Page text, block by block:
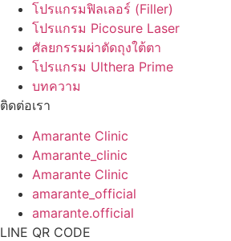
โปรแกรมฟิลเลอร์ (Filler)
โปรแกรม Picosure Laser
ศัลยกรรมผ่าตัดถุงใต้ตา
โปรแกรม Ulthera Prime
บทความ
ติดต่อเรา
Amarante Clinic
Amarante_clinic
Amarante Clinic
amarante_official
amarante.official
LINE QR CODE